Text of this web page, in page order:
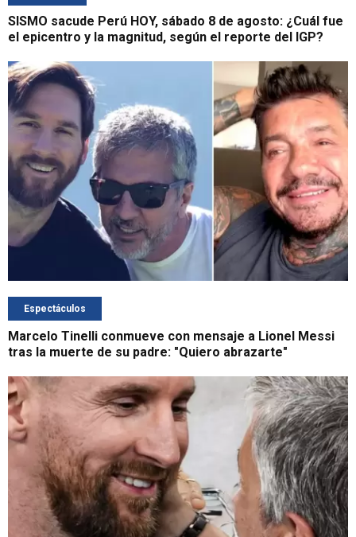
SISMO sacude Perú HOY, sábado 8 de agosto: ¿Cuál fue
el epicentro y la magnitud, según el reporte del IGP?
Espectáculos
Marcelo Tinelli conmueve con mensaje a Lionel Messi
tras la muerte de su padre: "Quiero abrazarte"